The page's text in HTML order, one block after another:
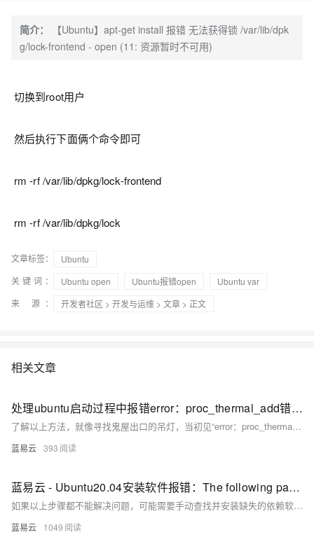
简介：
【Ubuntu】apt-get install 报错 无法获得锁 /var/lib/dpk
g/lock-frontend - open (11: 资源暂时不可用)
切换到root用户
然后执行下面俩个命令即可
rm -rf /var/lib/dpkg/lock-frontend
rm -rf /var/lib/dpkg/lock
文章标签：
Ubuntu
关键词：
Ubuntu open Ubuntu报错open
Ubuntu var
来 源：
开发者社区 > 开发与运维 > 文章 > 正文
相关文章
处理ubuntu启动过程中报错error：proc_thermal_add错误的方法
了解以上方法，就像寻找鬼屋出口的吊灯，当初见“error：proc_thermal_add错误”时的恐惧不翼而飞。各位Ubuntu使用者都是勇敢的探险家，遇到的问题无非是丛林中的野兽，尝试、努力和坚持总能找到解决的办法。
蓝易云 393
蓝易云 - Ubuntu20.04安装软件报错：The following packages have unmet dependencies
如果以上步骤都不能解决问题，可能需要手动查找并安装缺失的依赖软件包。你可以通过运行 `sudo apt-cache search <package-name>`来搜索软件包，然后使用 `sudo apt install <package-name>`进行安装。
蓝易云 1049